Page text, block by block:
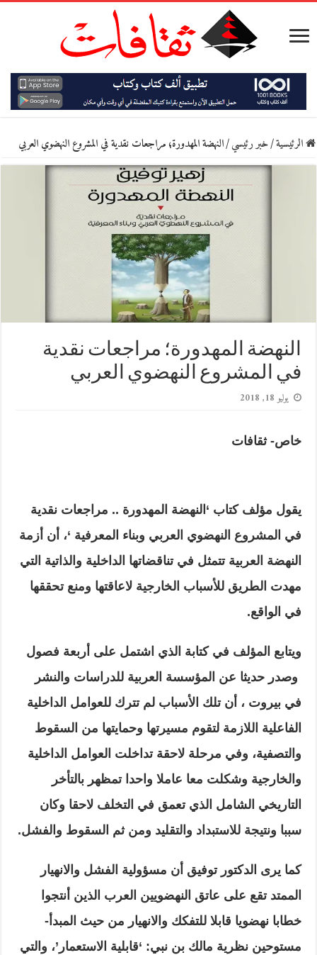
الرئيسية/خبر رئيسي/النهضة المهدورة؛ مراجعات نقدية في المشروع النهضوي العربي
النهضة المهدورة؛ مراجعات نقدية
في المشروع النهضوي العربي
يوليو 18, 2018
خاص- ثقافات
يقول مؤلف كتاب ‘النهضة المهدورة .. مراجعات نقدية
في المشروع النهضوي العربي وبناء المعرفية ‘، أن أزمة
النهضة العربية تتمثل في تناقضاتها الداخلية والذاتية التي
مهدت الطريق للأسباب الخارجية لاعاقتها ومنع تحققها
في الواقع.
ويتابع المؤلف في كتابة الذي اشتمل على أربعة فصول
وصدر حديثا عن المؤسسة العربية للدراسات والنشر
في بيروت ، أن تلك الأسباب لم تترك للعوامل الداخلية
الفاعلية اللازمة لتقوم مسيرتها وحمايتها من السقوط
والتصفية، وفي مرحلة لاحقة تداخلت العوامل الداخلية
والخارجية وشكلت معا عاملا واحدا تمظهر بالتأخر
التاريخي الشامل الذي تعمق في التخلف لاحقا وكان
سببا ونتيجة للاستبداد والتقليد ومن ثم السقوط والفشل.
كما يرى الدكتور توفيق أن مسؤولية الفشل والانهيار
الممتد تقع على عاتق النهضويين العرب الذين أنتجوا
خطابا نهضويا قابلا للتفكك والانهيار من حيث المبدأ-
مستوحين نظرية مالك بن نبي: ‘قابلية الاستعمار’، والتي